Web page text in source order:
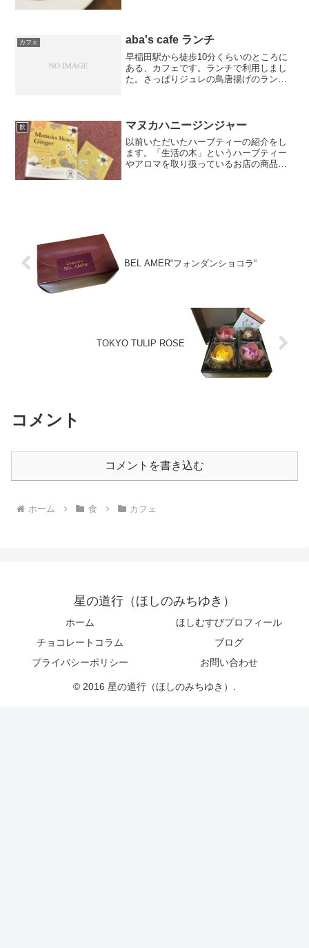
はドリンク付内容...
カフェ aba's cafe ランチ
早稲田駅から徒歩10分くらいのところに
ある、カフェです。ランチで利用しまし
た。さっぱりジュレの鳥唐揚げのランチ
もお土産で購入し...
飲 マヌカハニージンジャー
以前いただいたハーブティーの紹介をし
ます。「生活の木」というハーブティー
やアロマを取り扱っているお店の商品で
BEL AMER“フォンダンショコラ“
TOKYO TULIP ROSE
コメント
コメントを書き込む
ホーム 食 カフェ
星の道行（ほしのみちゆき）
ホーム
ほしむすびプロフィール
チョコレートコラム
ブログ
プライバシーポリシー
お問い合わせ
© 2016 星の道行（ほしのみちゆき）.